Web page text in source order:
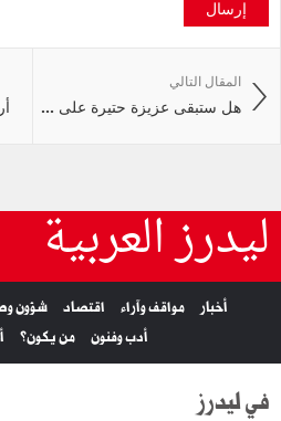
إرسال
المقال التالي
هل ستبقى عزيزة حتيرة على ...
ليدرز العربية
أخبار مواقف وآراء اقتصاد شؤون
أدب وفنون
من يكون؟
في ليدرز